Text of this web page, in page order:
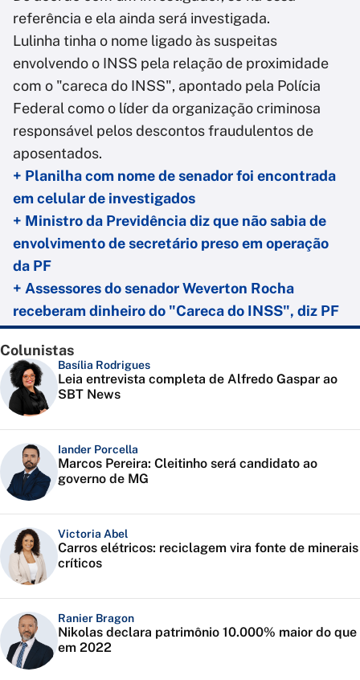
referência e ela ainda será investigada.
Lulinha tinha o nome ligado às suspeitas
envolvendo o INSS pela relação de proximidade
com o "careca do INSS", apontado pela Polícia
Federal como o líder da organização criminosa
responsável pelos descontos fraudulentos de
aposentados.
+ Planilha com nome de senador foi encontrada
em celular de investigados
+ Ministro da Previdência diz que não sabia de
envolvimento de secretário preso em operação
da PF
+ Assessores do senador Weverton Rocha
receberam dinheiro do "Careca do INSS", diz PF
Colunistas
Basília Rodrigues
Leia entrevista completa de Alfredo Gaspar ao
SBT News
Iander Porcella
Marcos Pereira: Cleitinho será candidato ao
governo de MG
Victoria Abel
Carros elétricos: reciclagem vira fonte de minerais
críticos
Ranier Bragon
Nikolas declara patrimônio 10.000% maior do que
em 2022